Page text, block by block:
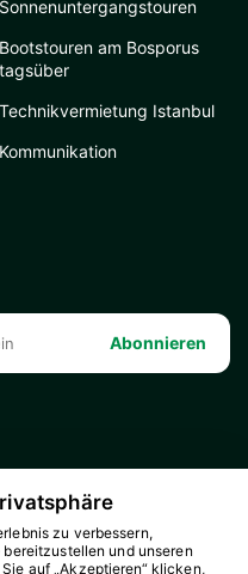
Sonnenuntergangstouren
Bootstouren am Bosporus
tagsüber
Technikvermietung Istanbul
Kommunikation
Abonnieren
zu verbessern,
und unseren
auf „Akzeptieren“ klicken,